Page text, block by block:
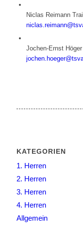
Niclas Reimann
Jochen-Ernst Höger
KATEGORIEN
1. Herren
2. Herren
3. Herren
4. Herren
Allgemein